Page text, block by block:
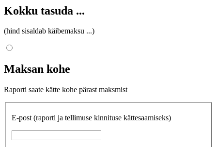
Kokku tasuda ...
(hind sisaldab käibemaksu ...)
Maksan kohe
Raporti saate kätte kohe pärast maksmist
E-post (raporti ja tellimuse kinnituse kättesaamiseks)